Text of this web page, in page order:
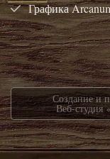
Графика
Создание и
Веб-студия